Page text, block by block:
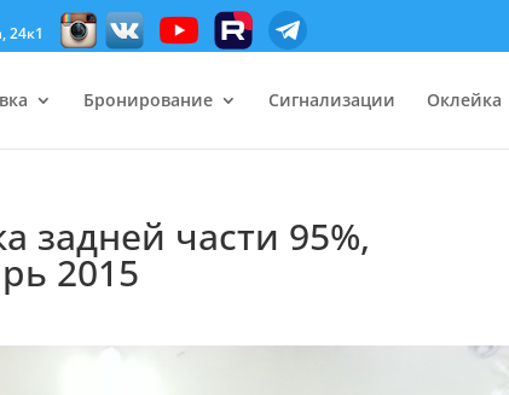
24к1
Бронирование Сигнализации Оклейка
задней части 95%,
2015